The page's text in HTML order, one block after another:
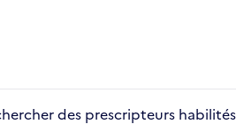
des prescripteurs habilités